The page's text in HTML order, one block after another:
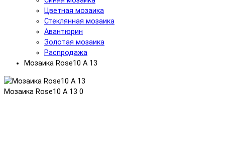
Цветная мозаика
Cтеклянная мозаика
Авантюрин
Золотая мозаика
Распродажа
Мозаика Rose10 A 13
Мозаика Rose10 A 13 0